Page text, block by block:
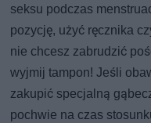
seksu podczas
pozycję, użyć ręcznika
nie chcesz zabrudzić
wyjmij tampon! Jeśli
zakupić specjalną
pochwie na czas